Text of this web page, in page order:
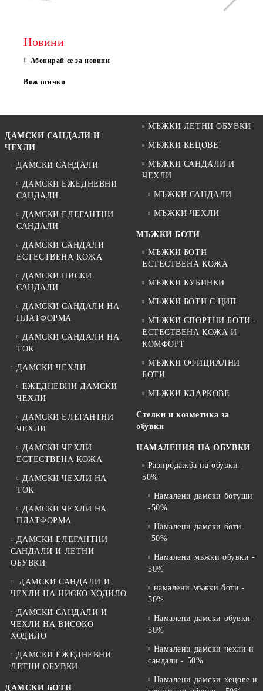
Новини
Абонирай се за новини
Виж всички
ДАМСКИ САНДАЛИ И
ЧЕХЛИ
ДАМСКИ САНДАЛИ
ДАМСКИ ЕЖЕДНЕВНИ
САНДАЛИ
ДАМСКИ ЕЛЕГАНТНИ
САНДАЛИ
ДАМСКИ САНДАЛИ
ЕСТЕСТВЕНА КОЖА
ДАМСКИ НИСКИ
САНДАЛИ
ДАМСКИ САНДАЛИ НА
ПЛАТФОРМА
ДАМСКИ САНДАЛИ НА
ТОК
ДАМСКИ ЧЕХЛИ
ЕЖЕДНЕВНИ ДАМСКИ
ЧЕХЛИ
ДАМСКИ ЕЛЕГАНТНИ
ЧЕХЛИ
ДАМСКИ ЧЕХЛИ
ЕСТЕСТВЕНА КОЖА
ДАМСКИ ЧЕХЛИ НА
ТОК
ДАМСКИ ЧЕХЛИ НА
ПЛАТФОРМА
ДАМСКИ ЕЛЕГАНТНИ
САНДАЛИ И ЛЕТНИ
ОБУВКИ
ДАМСКИ САНДАЛИ И
ЧЕХЛИ НА НИСКО ХОДИЛО
ДАМСКИ САНДАЛИ И
ЧЕХЛИ НА ВИСОКО
ХОДИЛО
ДАМСКИ ЕЖЕДНЕВНИ
ЛЕТНИ ОБУВКИ
ДАМСКИ БОТИ
МЪЖКИ ЛЕТНИ ОБУВКИ
МЪЖКИ КЕЦОВЕ
МЪЖКИ САНДАЛИ И
ЧЕХЛИ
МЪЖКИ САНДАЛИ
МЪЖКИ ЧЕХЛИ
МЪЖКИ БОТИ
МЪЖКИ БОТИ
ЕСТЕСТВЕНА КОЖА
МЪЖКИ КУБИНКИ
МЪЖКИ БОТИ С ЦИП
МЪЖКИ СПОРТНИ БОТИ -
ЕСТЕСТВЕНА КОЖА И
КОМФОРТ
МЪЖКИ ОФИЦИАЛНИ
БОТИ
МЪЖКИ КЛАРКОВЕ
Стелки и козметика за
обувки
НАМАЛЕНИЯ НА ОБУВКИ
Разпродажба на обувки -
50%
Намалени дамски ботуши
-50%
Намалени дамски боти
-50%
Намалени мъжки обувки -
50%
намалени мъжки боти -
50%
Намалени дамски обувки -
50%
Намалени дамски чехли и
сандали - 50%
Намалени дамски кецове и